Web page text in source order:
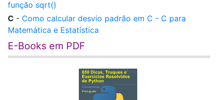
função sqrt()
C - Como calcular desvio padrão em C - C para
Matemática e Estatística
E-Books em PDF